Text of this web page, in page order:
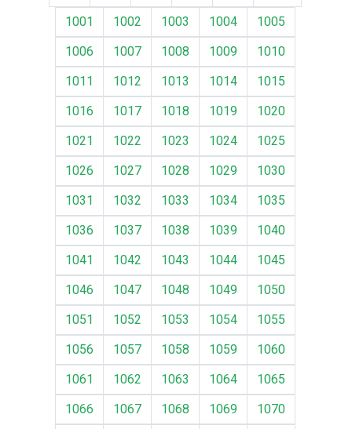
1001
1002 1003 1004
1005
1006
1007 1008 1009
1010
1011
1012 1013 1014
1015
1016
1017 1018 1019
1020
1021
1022 1023 1024
1025
1026
1027 1028 1029
1030
1031
1032 1033 1034
1035
1036
1037 1038 1039
1040
1041
1042 1043 1044
1045
1046
1047 1048 1049
1050
1051
1052 1053 1054
1055
1056
1057 1058 1059
1060
1061
1062 1063 1064
1065
1066
1067 1068 1069 1070